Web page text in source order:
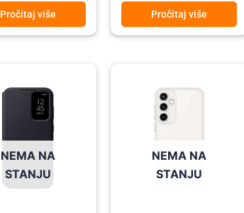
Pročitaj više
Pročitaj više
NEMA NA
STANJU
NEMA NA
STANJU